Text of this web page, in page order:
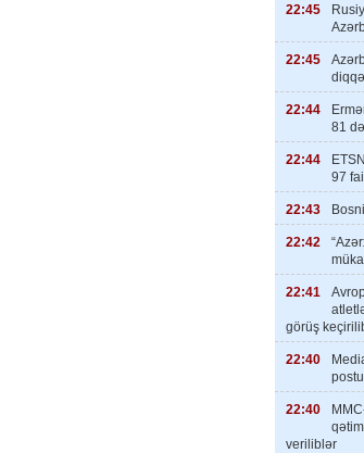
22:45
22:45
22:44
81
22:44
97
22:43
22:42
22:41
görüş
22:40
22:40
veriliblər